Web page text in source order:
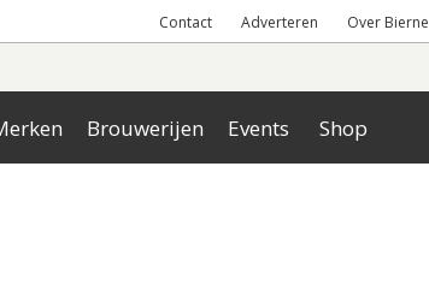
Contact Adverteren Over
Brouwerijen Events Shop